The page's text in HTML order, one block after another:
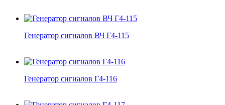
Генератор сигналов ВЧ Г4-115
Генератор сигналов Г4-116